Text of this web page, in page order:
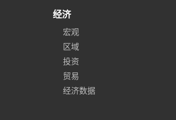
经济
宏观
区域
投资
贸易
经济数据